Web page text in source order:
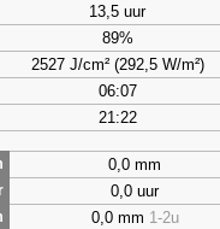
13,5 uur
89%
2527 J/cm² (292,5 W/m²)
06:07
21:22
0,0 mm
0,0 uur
0,0 mm 1-2u